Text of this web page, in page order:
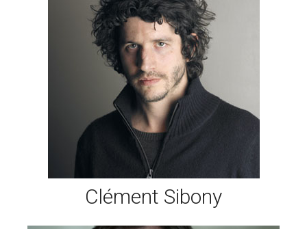
Clément Sibony